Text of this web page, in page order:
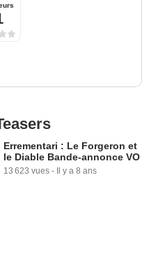
Errementari : Le Forgeron et
le Diable Bande-annonce VO
13 623 vues - Il y a 8 ans